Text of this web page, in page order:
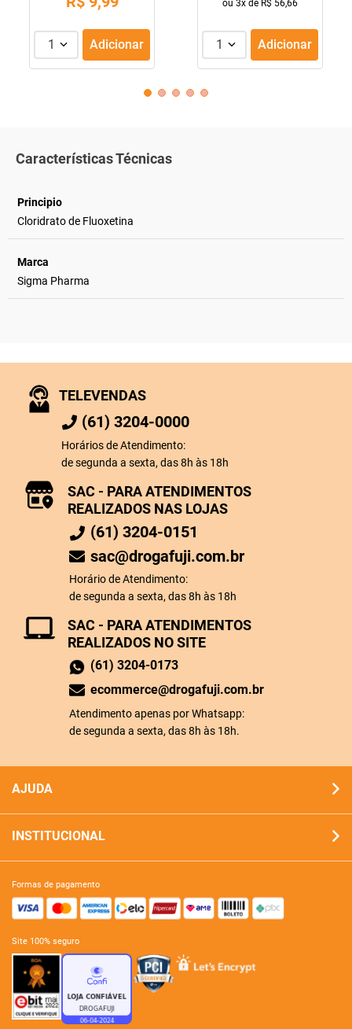
1 Adicionar
ou 3x de R$ 56,66
1 Adicionar
Características Técnicas
Principio
Cloridrato de Fluoxetina
Marca
Sigma Pharma
TELEVENDAS
(61) 3204-0000
Horários de Atendimento:
de segunda a sexta, das 8h às 18h
SAC - PARA ATENDIMENTOS
REALIZADOS NO SITE
(61) 3204-0173
ecommerce@drogafuji.com.br
Atendimento apenas por Whatsapp:
de segunda a sexta, das 8h às 18h.
SAC - PARA ATENDIMENTOS
REALIZADOS NAS LOJAS
(61) 3204-0151
sac@drogafuji.com.br
Horário de Atendimento:
de segunda a sexta, das 8h às 18h
AJUDA
INSTITUCIONAL
formas de pagamento
site 100% seguro